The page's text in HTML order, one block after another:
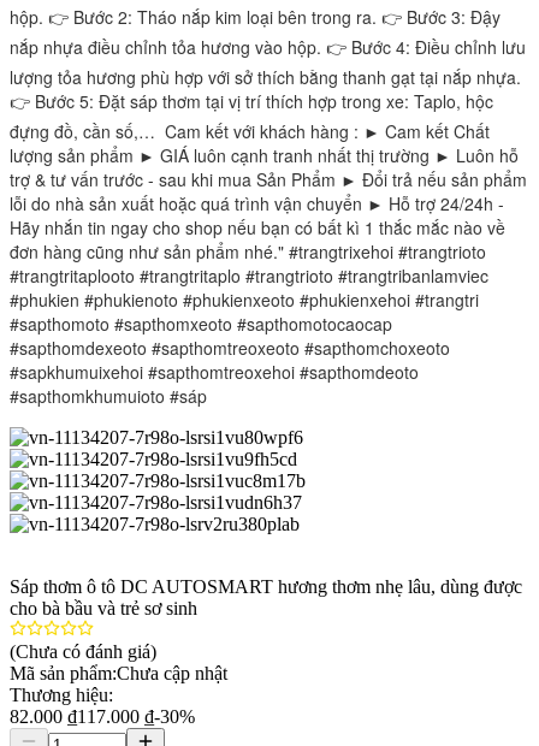
hộp. 👉 Bước 2: Tháo nắp kim loại bên trong ra. 👉 Bước 3: Đậy
nắp nhựa điều chỉnh tỏa hương vào hộp. 👉 Bước 4: Điều chỉnh lưu
lượng tỏa hương phù hợp với sở thích bằng thanh gạt tại nắp nhựa.
👉 Bước 5: Đặt sáp thơm tại vị trí thích hợp trong xe: Taplo, hộc
đựng đồ, cần số,… Cam kết với khách hàng : ► Cam kết Chất
lượng sản phẩm ► GIÁ luôn cạnh tranh nhất thị trường ► Luôn hỗ
trợ & tư vấn trước - sau khi mua Sản Phẩm ► Đổi trả nếu sản phẩm
lỗi do nhà sản xuất hoặc quá trình vận chuyển ► Hỗ trợ 24/24h -
Hãy nhắn tin ngay cho shop nếu bạn có bất kì 1 thắc mắc nào về
đơn hàng cũng như sản phẩm nhé." #trangtrixehoi #trangtrioto
#trangtritaplooto #trangtritaplo #trangtrioto #trangtribanlamviec
#phukien #phukienoto #phukienxeoto #phukienxehoi #trangtri
#sapthomoto #sapthomxeoto #sapthomotocaocap
#sapthomdexeoto #sapthomtreoxeoto #sapthomchoxeoto
#sapkhumuixehoi #sapthomtreoxehoi #sapthomdeoto
#sapthomkhumuioto #sáp
Sáp thơm ô tô DC AUTOSMART hương thơm nhẹ lâu, dùng được
cho bà bầu và trẻ sơ sinh
(Chưa có đánh giá)
Mã sản phẩm:Chưa cập nhật
Thương hiệu:
82.000 ₫117.000 ₫-30%